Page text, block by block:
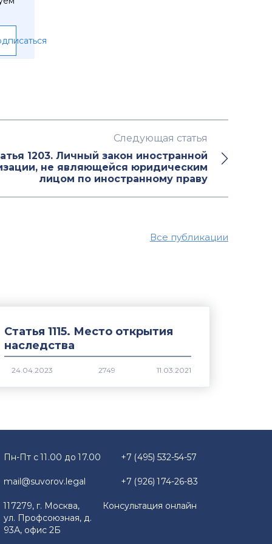
Следующая статья
1203. Личный закон иностранной
не являющейся юридическим
лицом по иностранному праву
Все публикации
Статья 1115. Место открытия
наследства
2749
Пн-Пт с 11.00 до 17.00
mail@suvorov.legal
117279, г. Москва,
ул. Профсоюзная, д.
93А, офис 2Б
+7 (495) 532-54-57
+7 (926) 174-26-83
Консультация онлайн